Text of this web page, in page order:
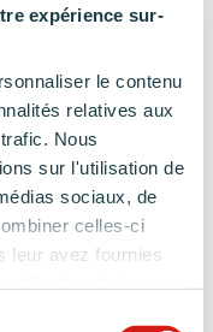
expérience sur-
le contenu
relatives aux
Nous
sur l'utilisation de
sociaux, de
celles-ci
leur avez fournies